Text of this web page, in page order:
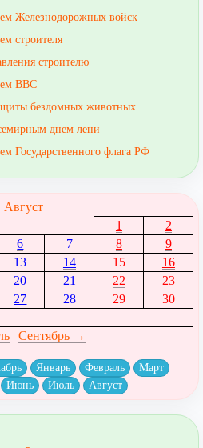
Железнодорожных войск
строителя
строителю
ВВС
бездомных животных
днем лени
Государственного флага РФ
Август
1
2
6 7 8
9
13 14 15
16
20 21 22
23
27 28 29
30
| Сентябрь →
Январь Февраль
Март
Июнь Июль Август